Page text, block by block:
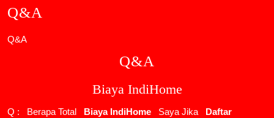
Q&A
Q&A
Q&A
Biaya IndiHome
Q : Berapa Total Biaya IndiHome Saya Jika
Daftar